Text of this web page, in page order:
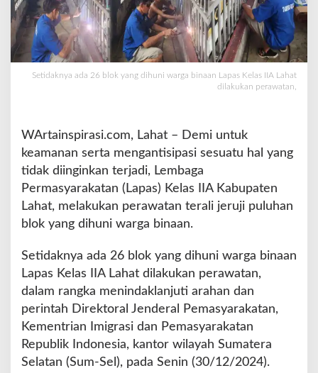
K
a
m
t
b
p
a
I
A
L
t
L
a
k
a
Setidaknya ada 26 blok yang dihuni warga binaan Lapas Kelas IIA Lahat
dilakukan perawatan,
WArtainspirasi.com, Lahat – Demi untuk
keamanan serta mengantisipasi sesuatu hal yang
tidak diinginkan terjadi, Lembaga
Permasyarakatan (Lapas) Kelas IIA Kabupaten
Lahat, melakukan perawatan terali jeruji puluhan
blok yang dihuni warga binaan.
Setidaknya ada 26 blok yang dihuni warga binaan
Lapas Kelas IIA Lahat dilakukan perawatan,
dalam rangka menindaklanjuti arahan dan
perintah Direktoral Jenderal Pemasyarakatan,
Kementrian Imigrasi dan Pemasyarakatan
Republik Indonesia, kantor wilayah Sumatera
Selatan (Sum-Sel), pada Senin (30/12/2024).